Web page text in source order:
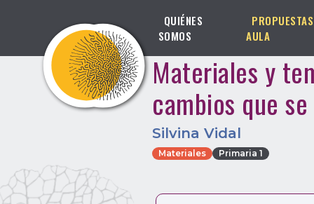
QUIÉNES
SOMOS
AULA
Materiales y
cambios que
Silvina Vidal
Materiales Primaria 1